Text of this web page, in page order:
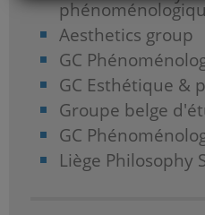
Aesthetics group
GC
GC Esthétique &
Groupe belge
GC
Liège Philosophy